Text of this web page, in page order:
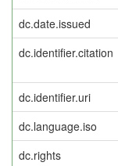
dc.date.issued
dc.identifier.citation
dc.identifier.uri
dc.language.iso
dc.rights